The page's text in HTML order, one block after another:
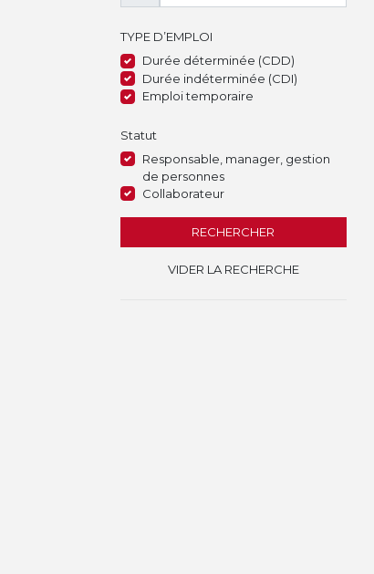
TYPE D’EMPLOI
Durée déterminée (CDD)
Durée indéterminée (CDI)
Emploi temporaire
Statut
Responsable, manager, gestion
de personnes
Collaborateur
RECHERCHER
VIDER LA RECHERCHE